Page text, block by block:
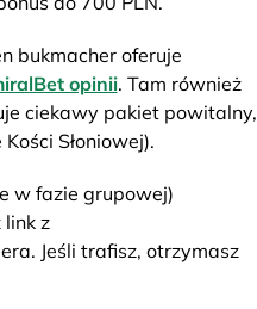
bukmacher oferuje
opinii. Tam również
ciekawy pakiet powitalny,
Słoniowej).
w fazie grupowej)
link z
Jeśli trafisz, otrzymasz